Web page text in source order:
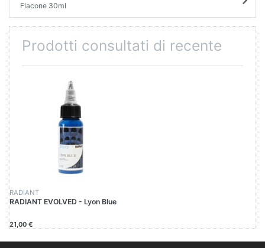
Flacone 30ml
Prodotti consultati di recente
RADIANT
RADIANT EVOLVED - Lyon Blue
21,00 €